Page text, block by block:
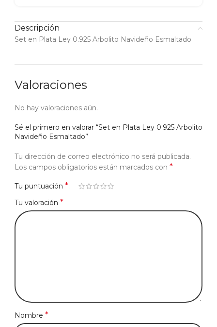
Descripción
Set en Plata Ley 0.925 Arbolito Navideño Esmaltado
Valoraciones
No hay valoraciones aún.
Sé el primero en valorar “Set en Plata Ley 0.925 Arbolito
Navideño Esmaltado”
Tu dirección de correo electrónico no será publicada.
Los campos obligatorios están marcados con *
Tu puntuación *
Tu valoración *
Nombre *